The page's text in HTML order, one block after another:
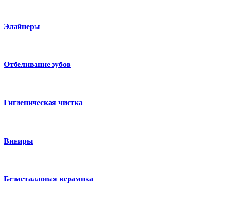
Элайнеры
Отбеливание зубов
Гигиеническая чистка
Виниры
Безметалловая керамика